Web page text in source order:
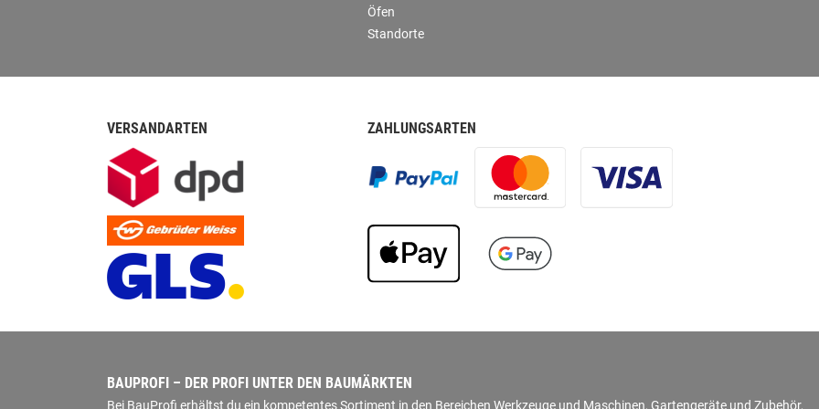
Öfen
Standorte
VERSANDARTEN ZAHLUNGSARTEN
BAUPROFI – DER PROFI UNTER DEN BAUMÄRKTEN
Bei BauProfi erhältst du ein kompetentes Sortiment in den Bereichen Werkzeuge und Maschinen, Gartengeräte und Zubehör,